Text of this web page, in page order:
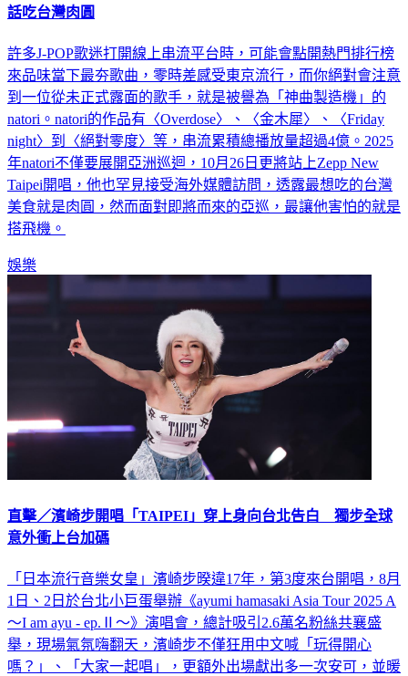
話吃台灣肉圓
許多J-POP歌迷打開線上串流平台時，可能會點開熱門排行榜
來品味當下最夯歌曲，零時差感受東京流行，而你絕對會注意
到一位從未正式露面的歌手，就是被譽為「神曲製造機」的
natori。natori的作品有〈Overdose〉、〈金木犀〉、〈Friday
night〉到〈絕對零度〉等，串流累積總播放量超過4億。2025
年natori不僅要展開亞洲巡迴，10月26日更將站上Zepp New
Taipei開唱，他也罕見接受海外媒體訪問，透露最想吃的台灣
美食就是肉圓，然而面對即將而來的亞巡，最讓他害怕的就是
搭飛機。
娛樂
直擊／濱崎步開唱「TAIPEI」穿上身向台北告白 獨步全球
意外衝上台加碼
「日本流行音樂女皇」濱崎步暌違17年，第3度來台開唱，8月
1日、2日於台北小巨蛋舉辦《ayumi hamasaki Asia Tour 2025 A
～I am ayu - ep.Ⅱ～》演唱會，總計吸引2.6萬名粉絲共襄盛
舉，現場氣氛嗨翻天，濱崎步不僅狂用中文喊「玩得開心
嗎？」、「大家一起唱」，更額外出場獻出多一次安可，並暖